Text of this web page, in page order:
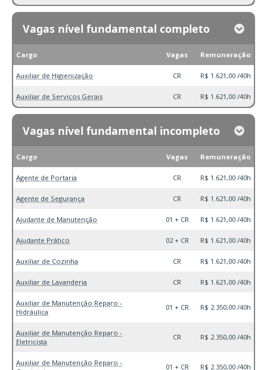
Vagas nível fundamental completo
Cargo Vagas Remuneração
Auxiliar de Higienização CR R$ 1.621,00 /40h
Auxiliar de Serviços Gerais CR R$ 1.621,00 /40h
Vagas nível fundamental incompleto
Cargo Vagas Remuneração
Agente de Portaria CR R$ 1.621,00 /40h
Agente de Segurança CR R$ 1.621,00 /40h
Ajudante de Manutenção 01 + CR R$ 1.621,00 /40h
Ajudante Prático 02 + CR R$ 1.621,00 /40h
Auxiliar de Cozinha CR R$ 1.621,00 /40h
Auxiliar de Lavanderia CR R$ 1.621,00 /40h
Auxiliar de Manutenção Reparo -
Hidráulica
01 + CR R$ 2.350,00 /40h
Auxiliar de Manutenção Reparo -
Eletricista
CR R$ 2.350,00 /40h
Auxiliar de Manutenção Reparo -
01 + CR R$ 2.350,00 /40h